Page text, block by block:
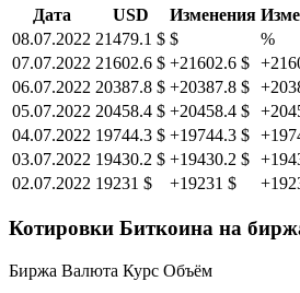
Дата USD Изменения
08.07.2022 21479.1 $ $
%
07.07.2022 21602.6 $ +21602.6 $
06.07.2022 20387.8 $ +20387.8 $
05.07.2022 20458.4 $ +20458.4 $
04.07.2022 19744.3 $ +19744.3 $
03.07.2022 19430.2 $ +19430.2 $
02.07.2022 19231 $ +19231 $
Котировки Биткоина на
Биржа Валюта Курс Объём